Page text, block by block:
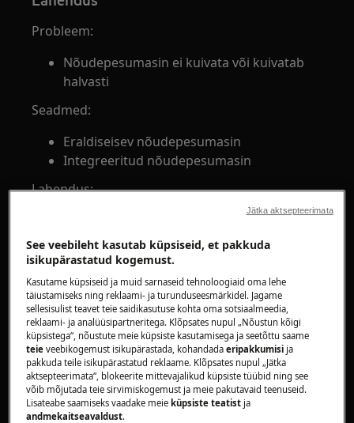
Probleem:
Nõudepesumasin ei kuivata või kuivatab
halvasti
Seadmed:
Eraldiseisev nõudepesumasin
Integreeritud nõudepesumasin
Lahendus:
1. Kontrollige portselan- ja klaasnõude
kuivatustulemusi
Plastist esemed, nagu söögiriistad, hoiukarbid
ning seadme plastosad jäävad märjaks.
Kuna plastist esemed jahtuvad kiiresti, võib
nende pinnale koguneda niiskus.
2. Kasutage automaat- või intensiivtsüklit ja
kui nõud pole tsükli lõpus soojad, pöörduge
volitatud teeninduskeskuse poole.
See veebileht kasutab küpsiseid, et pakkuda
isikupärastatud kogemust.
Kasutame küpsiseid ja muid sarnaseid tehnoloogiaid oma lehe
täiustamiseks ning reklaami- ja turunduseesmärkidel. Jagame
sellesisulist teavet teie saidikasutuse kohta oma sotsiaalmeedia,
reklaami- ja analüüsipartneritega. Klõpsates nupul „Nõustun kõigi
küpsistega“, nõustute meie küpsiste kasutamisega ja seetõttu saame
teie veebikogemust isikupärastada, kohandadaeripakkumisi ja
pakkuda teile isikupärastatud reklaame. Klõpsates nupul „Jätka
aktsepteerimata“, blokeerite mittevajalikud küpsiste tüübid ning see
võib mõjutada teie sirvimiskogemust ja meie pakutavaid teenuseid.
Lisateabe saamiseks vaadake meieküpsiste teatist ja
andmekaitseavaldust.
Jätka aktsepteerimata